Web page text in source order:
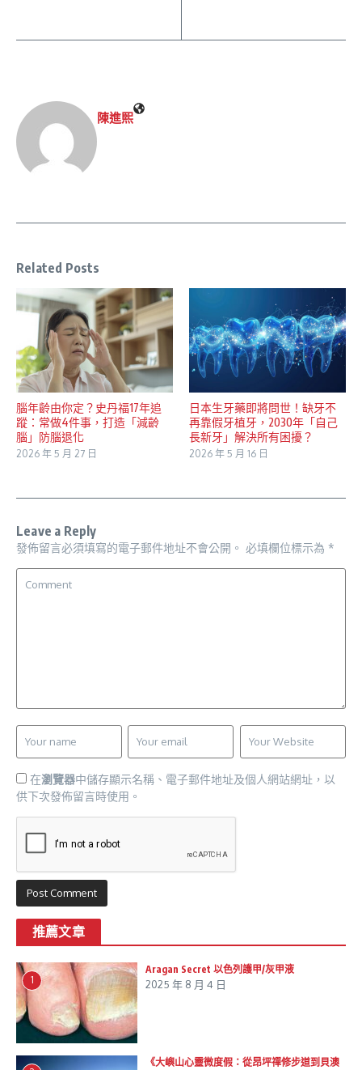
陳進𤋮
Related Posts
腦年齡由你定？史丹福17年追
蹤：常做4件事，打造「減齡
腦」防腦退化
2026 年 5 月 27 日
日本生牙藥即將問世！缺牙不
再靠假牙植牙，2030年「自己
長新牙」解決所有困擾？
2026 年 5 月 16 日
Leave a Reply
發佈留言必須填寫的電子郵件地址不會公開。 必填欄位標示為 *
在瀏覽器中儲存顯示名稱、電子郵件地址及個人網站網址，以
供下次發佈留言時使用。
推薦文章
1
Aragan Secret 以色列護甲/灰甲液
2025 年 8 月 4 日
《大嶼山心靈微度假：從昂坪禪修步道到貝澳